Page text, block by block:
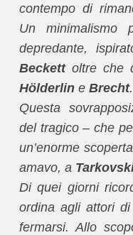
contempo di
Un minimalismo
depredante,
Beckettoltre che
Hölderlin e Brecht.
Questa
del tragico – che
un’enorme
amavo, a
Di quei giorni
ordina agli attori
fermarsi. Allo